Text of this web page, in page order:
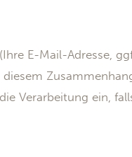
E-Mail-Adresse,
Verarbeitung ein,